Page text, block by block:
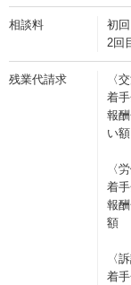
相談料
初
2回
残業代請求
〈
着
報
い額
〈
着
報
額
〈
着